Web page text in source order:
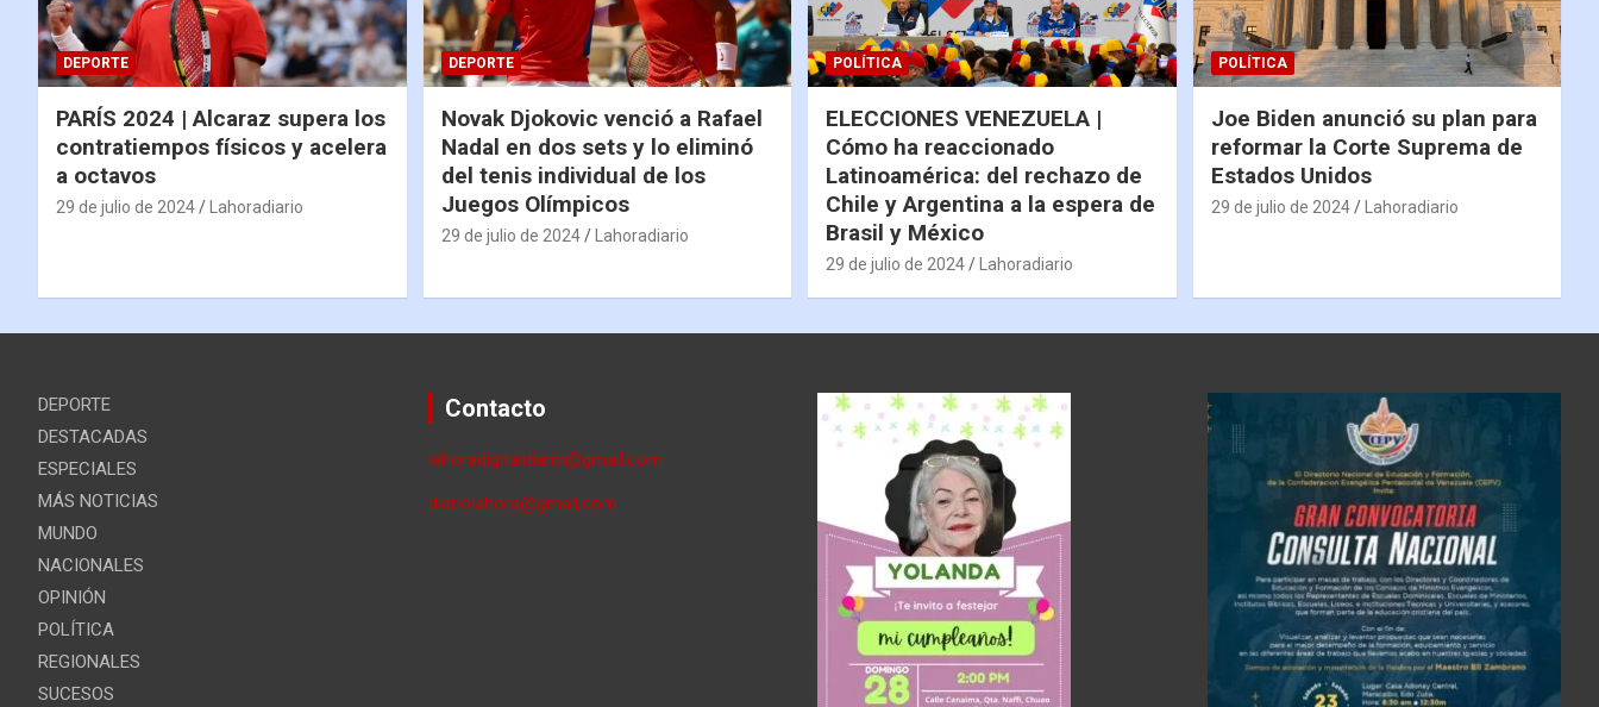
DEPORTE
PARÍS 2024 | Alcaraz supera los
contratiempos físicos y acelera
a octavos
29 de julio de 2024 Lahoradiario
DEPORTE
Novak Djokovic venció a Rafael
Nadal en dos sets y lo eliminó
del tenis individual de los
Juegos Olímpicos
29 de julio de 2024 Lahoradiario
POLÍTICA
ELECCIONES VENEZUELA |
Cómo ha reaccionado
Latinoamérica: del rechazo de
Chile y Argentina a la espera de
Brasil y México
29 de julio de 2024 Lahoradiario
POLÍTICA
Joe Biden anunció su plan para
reformar la Corte Suprema de
Estados Unidos
29 de julio de 2024 Lahoradiario
DEPORTE
DESTACADAS
ESPECIALES
MÁS NOTICIAS
MUNDO
NACIONALES
OPINIÓN
POLÍTICA
REGIONALES
SUCESOS
Contacto
lahoradigitaldiario@gmail.com
diariolahora@gmail,com